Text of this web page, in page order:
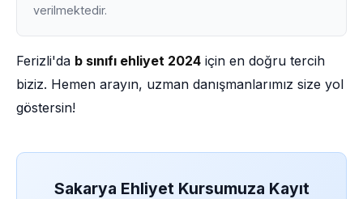
verilmektedir.
Ferizli'da b sınıfı ehliyet 2024 için en doğru tercih
biziz. Hemen arayın, uzman danışmanlarımız size yol
göstersin!
Sakarya Ehliyet Kursumuza Kayıt